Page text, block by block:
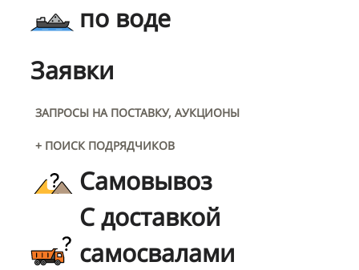
по воде
Заявки
ЗАПРОСЫ НА ПОСТАВКУ, АУКЦИОНЫ
+ ПОИСК ПОДРЯДЧИКОВ
Самовывоз
С доставкой
самосвалами